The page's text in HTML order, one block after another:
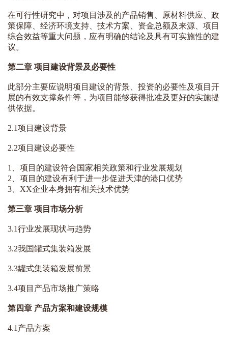
在可行性研究中，对项目涉及的产品销售、原材料供应、政
策保障、经济环境支持、技术方案、资金总额及来源、项目
综合效益等重大问题，应有明确的结论及具有可实施性的建
议。
第二章 项目建设背景及必要性
此部分主要应说明项目建设的背景、投资的必要性及项目开
展的有效支撑条件等，为项目能够获得批准及更好的实施提
供依据。
2.1项目建设背景
2.2项目建设必要性
1、项目的建设符合国家相关政策和行业发展规划
2、项目的建设有利于进一步促进天津的港口优势
3、XX企业本身拥有相关技术优势
第三章 项目市场分析
3.1行业发展现状与趋势
3.2我国罐式集装箱发展
3.3罐式集装箱发展前景
3.4项目产品市场推广策略
第四章 产品方案和建设规模
4.1产品方案